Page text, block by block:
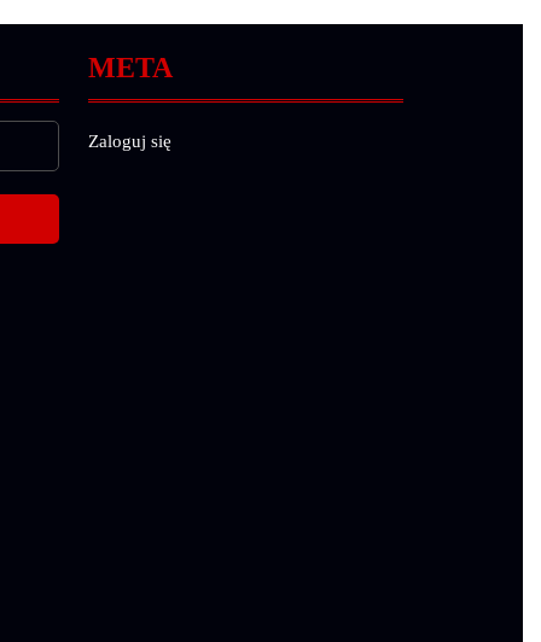
META
Zaloguj się